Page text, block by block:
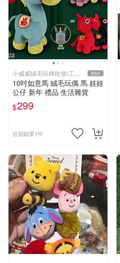
小威威絨毛玩偶批發(工廠
直營)
850
10吋如意馬 絨毛玩偶 馬 娃娃
公仔 新年 禮品 生活雜貨
$299
近期銷量1件